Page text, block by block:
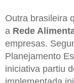
Outra brasileira
a Rede
empresas.
Planejamento
iniciativa partiu